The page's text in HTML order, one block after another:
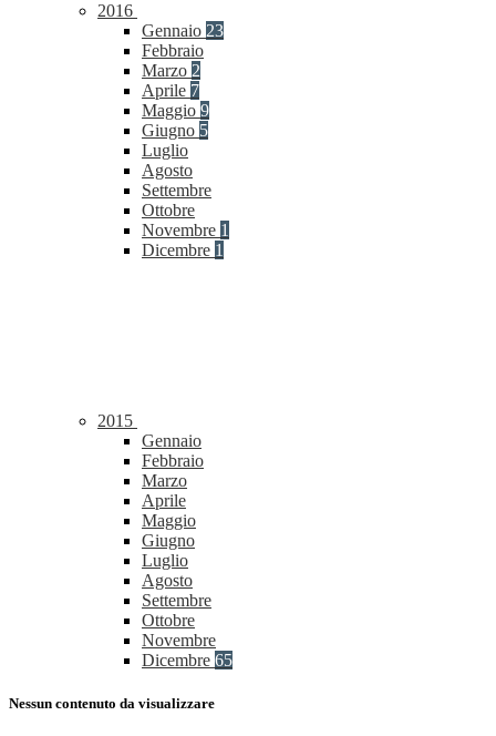
2016
Gennaio 23
Febbraio
Marzo 2
Aprile 7
Maggio 9
Giugno 5
Luglio
Agosto
Settembre
Ottobre
Novembre 1
Dicembre 1
2015
Gennaio
Febbraio
Marzo
Aprile
Maggio
Giugno
Luglio
Agosto
Settembre
Ottobre
Novembre
Dicembre 65
Nessun contenuto da visualizzare